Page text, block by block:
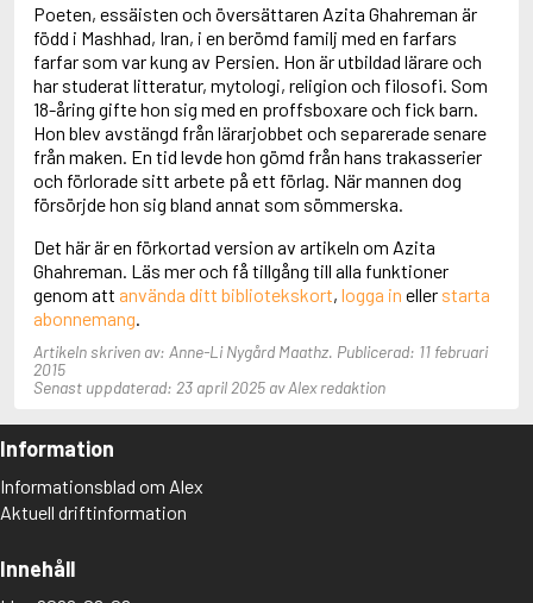
Adolfsson, Evert
Adolfsson, Gunnar
Adolfsson, Josefine
Adolfsson, Maria
Adolphsen, Peter
Poeten, essäisten och översättaren Azita Ghahreman är
född i Mashhad, Iran, i en berömd familj med en farfars
farfar som var kung av Persien. Hon är utbildad lärare och
har studerat litteratur, mytologi, religion och filosofi. Som
18-åring gifte hon sig med en proffsboxare och fick barn.
Hon blev avstängd från lärarjobbet och separerade senare
från maken. En tid levde hon gömd från hans trakasserier
och förlorade sitt arbete på ett förlag. När mannen dog
försörjde hon sig bland annat som sömmerska.
Det här är en förkortad version av artikeln om Azita
Ghahreman. Läs mer och få tillgång till alla funktioner
genom att använda ditt bibliotekskort, logga in eller starta
abonnemang
Artikeln skriven av: Anne-Li Nygård Maathz. Publicerad: 11 februari
2015
Senast uppdaterad: 23 april 2025 av Alex redaktion
Information
Informationsblad om Alex
Aktuell driftinformation
Innehåll